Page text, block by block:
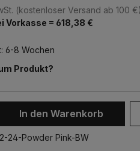
(kostenloser Versand ab 100 €)
Vorkasse = 618,38 €
6-8 Wochen
Produkt?
Anzahl: Gib den
In den Warenkorb
24-Powder Pink-BW